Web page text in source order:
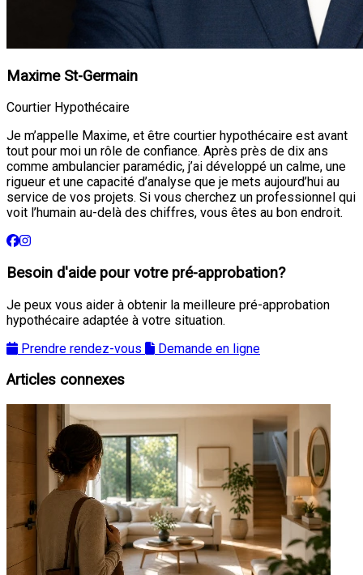
Maxime St-Germain
Courtier Hypothécaire
Je m’appelle Maxime, et être courtier hypothécaire est avant
tout pour moi un rôle de confiance. Après près de dix ans
comme ambulancier paramédic, j’ai développé un calme, une
rigueur et une capacité d’analyse que je mets aujourd’hui au
service de vos projets. Si vous cherchez un professionnel qui
voit l’humain au-delà des chiffres, vous êtes au bon endroit.
Besoin d'aide pour votre pré-approbation?
Je peux vous aider à obtenir la meilleure pré-approbation
hypothécaire adaptée à votre situation.
Prendre rendez-vous
Demande en ligne
Articles connexes